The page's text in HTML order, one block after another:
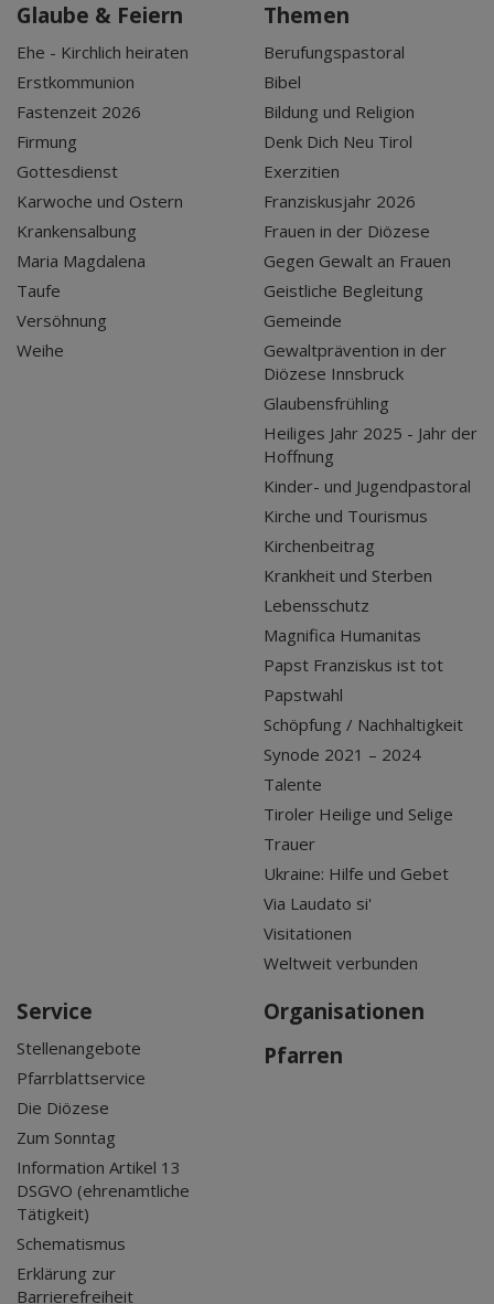
Glaube & Feiern
Ehe - Kirchlich heiraten
Erstkommunion
Fastenzeit 2026
Firmung
Gottesdienst
Karwoche und Ostern
Krankensalbung
Maria Magdalena
Taufe
Versöhnung
Weihe
Themen
Berufungspastoral
Bibel
Bildung und Religion
Denk Dich Neu Tirol
Exerzitien
Franziskusjahr 2026
Frauen in der Diözese
Gegen Gewalt an Frauen
Geistliche Begleitung
Gemeinde
Gewaltprävention in der
Diözese Innsbruck
Glaubensfrühling
Heiliges Jahr 2025 - Jahr der
Hoffnung
Kinder- und Jugendpastoral
Kirche und Tourismus
Kirchenbeitrag
Krankheit und Sterben
Lebensschutz
Magnifica Humanitas
Papst Franziskus ist tot
Papstwahl
Schöpfung / Nachhaltigkeit
Synode 2021 – 2024
Talente
Tiroler Heilige und Selige
Trauer
Ukraine: Hilfe und Gebet
Via Laudato si'
Visitationen
Weltweit verbunden
Service
Stellenangebote
Pfarrblattservice
Die Diözese
Zum Sonntag
Information Artikel 13
DSGVO (ehrenamtliche
Tätigkeit)
Schematismus
Erklärung zur
Barrierefreiheit
Organisationen
Pfarren